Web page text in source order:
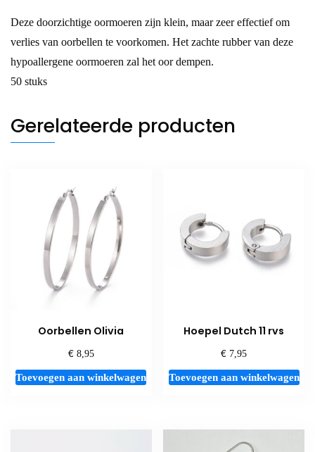
Deze doorzichtige oormoeren zijn klein, maar zeer effectief om
verlies van oorbellen te voorkomen. Het zachte rubber van deze
hypoallergene oormoeren zal het oor dempen.
50 stuks
Gerelateerde producten
Oorbellen Olivia
€8,95
Toevoegen aan winkelwagen
Hoepel Dutch 11 rvs
€ 7,95
Toevoegen aan winkelwagen